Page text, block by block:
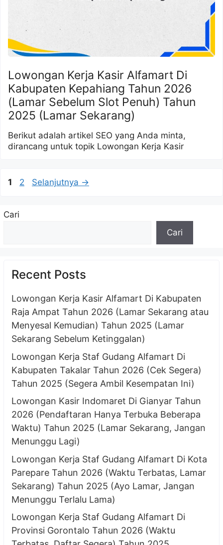
Lowongan Kerja Kasir Alfamart Di
Kabupaten Kepahiang Tahun 2026
(Lamar Sebelum Slot Penuh) Tahun
2025 (Lamar Sekarang)
Berikut adalah artikel SEO yang Anda minta,
dirancang untuk topik Lowongan Kerja Kasir
Halaman
1 Halaman
2 Selanjutnya →
Cari
Cari
Recent Posts
Lowongan Kerja Kasir Alfamart Di Kabupaten
Raja Ampat Tahun 2026 (Lamar Sekarang atau
Menyesal Kemudian) Tahun 2025 (Lamar
Sekarang Sebelum Ketinggalan)
Lowongan Kerja Staf Gudang Alfamart Di
Kabupaten Takalar Tahun 2026 (Cek Segera)
Tahun 2025 (Segera Ambil Kesempatan Ini)
Lowongan Kasir Indomaret Di Gianyar Tahun
2026 (Pendaftaran Hanya Terbuka Beberapa
Waktu) Tahun 2025 (Lamar Sekarang, Jangan
Menunggu Lagi)
Lowongan Kerja Staf Gudang Alfamart Di Kota
Parepare Tahun 2026 (Waktu Terbatas, Lamar
Sekarang) Tahun 2025 (Ayo Lamar, Jangan
Menunggu Terlalu Lama)
Lowongan Kerja Staf Gudang Alfamart Di
Provinsi Gorontalo Tahun 2026 (Waktu